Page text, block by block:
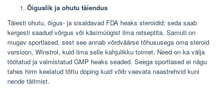
Õiguslik ja ohutu täiendus
Täiesti ohutu, õigus- ja sisaldavad FDA heaks steroidid; seda saab
kergesti saadud võrgus või käsimüügist ilma retseptita. Samuti on
mugav sportlased, sest see annab võrdväärse tõhususega oma steroid
versioon, Winstrol, kuid ilma selle kahjulikku toimet. Need on ka välja
töötatud ja valmistatud GMP heaks seaded. Seega sportlased ei nägu
tahes hirm keelatud tõttu doping kuid võib vaevata naastrehvid kuni
nende täitmist.